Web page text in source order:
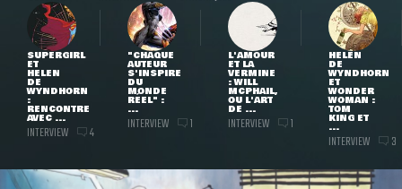
SUPERGIRL
ET
HELEN
DE
WYNDHORN
:
RENCONTRE
AVEC ...
INTERVIEW 4
"CHAQUE
AUTEUR
S'INSPIRE
DU
MONDE
RÉEL" :
...
INTERVIEW 1
L'AMOUR
ET LA
VERMINE
: WILL
MCPHAIL,
OU L'ART
DE ...
INTERVIEW 1
HELEN
DE
WYNDHORN
ET
WONDER
WOMAN :
TOM
KING ET
...
INTERVIEW 3